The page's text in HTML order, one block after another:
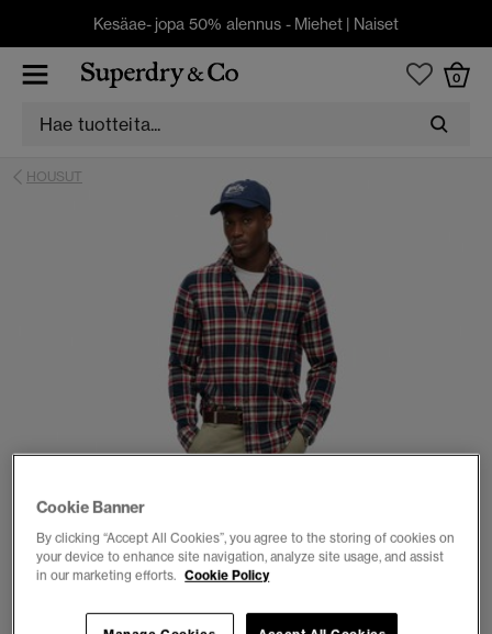
Kesäae- jopa 50% alennus - Miehet | Naiset
0
HOUSUT
Cookie Banner
By clicking “Accept All Cookies”, you agree to the storing of cookies on
your device to enhance site navigation, analyze site usage, and assist
in our marketing efforts. Cookie Policy